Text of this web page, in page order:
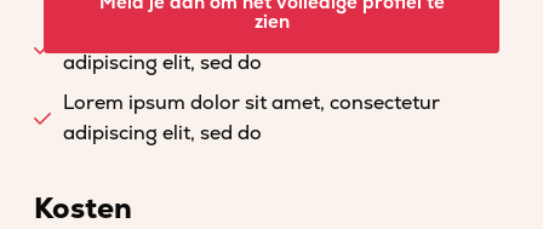
Lorem ipsum dolor sit amet, consectetur
adipiscing elit, sed do
Lorem ipsum dolor sit amet, consectetur
adipiscing elit, sed do
zien
Kosten